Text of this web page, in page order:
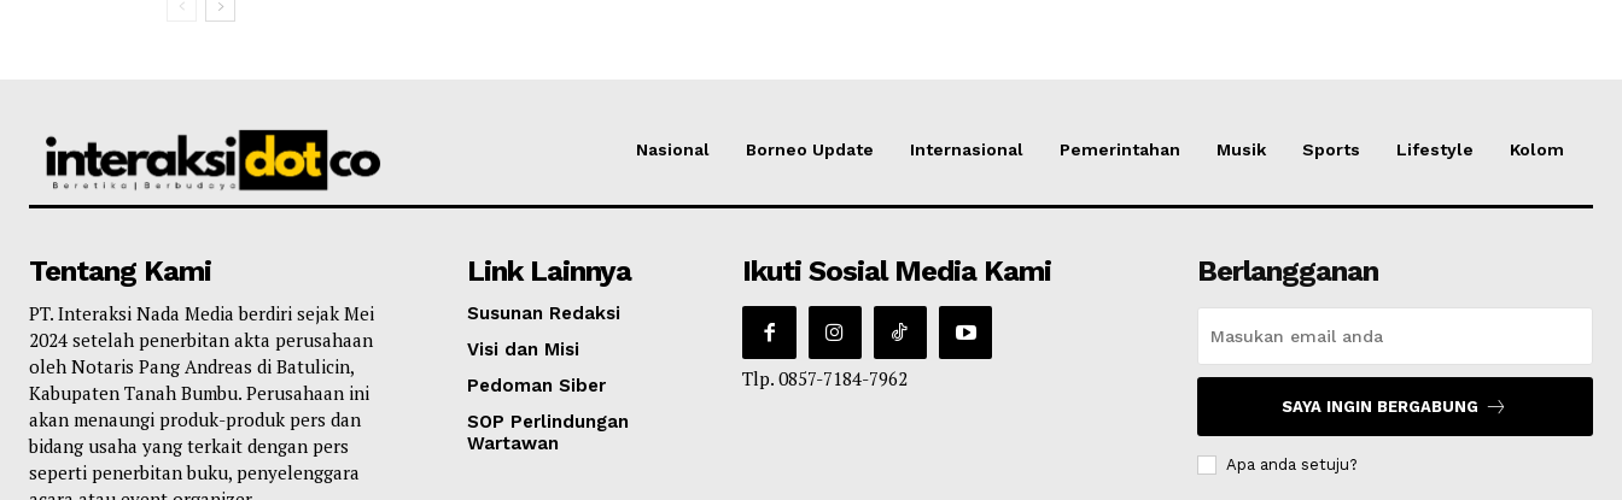
Nasional Borneo Update Internasional Pemerintahan Musik Sports Lifestyle Kolom
Tentang Kami
PT. Interaksi Nada Media berdiri sejak Mei
2024 setelah penerbitan akta perusahaan
oleh Notaris Pang Andreas di Batulicin,
Kabupaten Tanah Bumbu. Perusahaan ini
akan menaungi produk-produk pers dan
bidang usaha yang terkait dengan pers
seperti penerbitan buku, penyelenggara
Link Lainnya
Susunan Redaksi
Visi dan Misi
Pedoman Siber
SOP Perlindungan
Wartawan
Ikuti Sosial Media Kami
Tlp. 0857-7184-7962
Berlangganan
SAYA INGIN BERGABUNG
Apa anda setuju?